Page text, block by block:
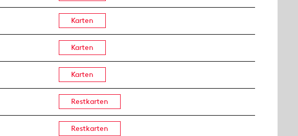
Karten
Karten
Karten
Restkarten
Restkarten